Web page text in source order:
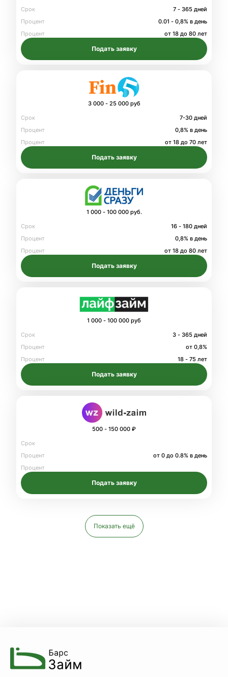
Срок
7 - 365 дней
Процент
0.01 - 0,8% в день
Процент
от 18 до 80 лет
Подать заявку
3 000 - 25 000 руб
Срок
7-30 дней
Процент
0,8% в день
Процент
от 18 до 70 лет
Подать заявку
1 000 - 100 000 руб.
Срок
16 - 180 дней
Процент
0,8% в день
Процент
от 18 до 80 лет
Подать заявку
1 000 - 100 000 руб
Срок
3 - 365 дней
Процент
от 0,8%
Процент
18 - 75 лет
Подать заявку
500 - 150 000 ₽
Срок
Процент
от 0 до 0.8% в день
Процент
Подать заявку
Показать ещё